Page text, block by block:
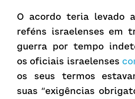
O acordo teria levado
reféns israelenses em
guerra por tempo
os oficiais israelenses
os seus termos
suas “exigências